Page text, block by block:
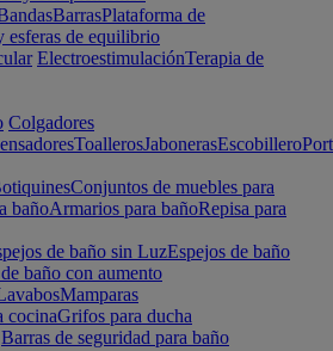
BarrasPlataforma de
esferas de equilibrio
ElectroestimulaciónTerapia de
Colgadores
ToallerosJabonerasEscobillero
Conjuntos de muebles para
bañoArmarios para bañoRepisa para
de baño sin LuzEspejos de baño
baño con aumento
Mamparas
cocinaGrifos para ducha
Barras de seguridad para baño